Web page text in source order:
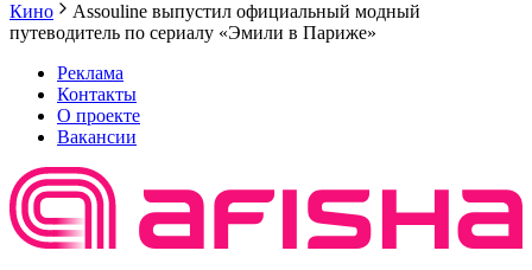
Кино
Assouline выпустил официальный модный
путеводитель по сериалу «Эмили в Париже»
Реклама
Контакты
О проекте
Вакансии